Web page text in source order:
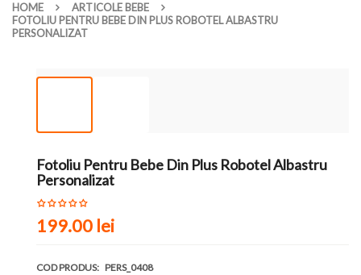
HOME
ARTICOLE BEBE
FOTOLIU PENTRU BEBE DIN PLUS ROBOTEL ALBASTRU
PERSONALIZAT
Fotoliu Pentru Bebe Din Plus Robotel Albastru
Personalizat
199.00 lei
COD PRODUS: PERS_0408